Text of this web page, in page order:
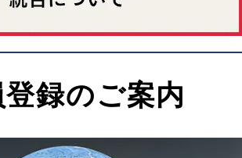
録のご案内